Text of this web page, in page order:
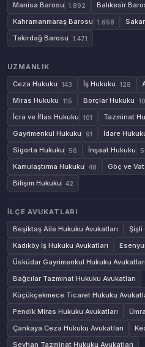
Manisa Barosu 1.892 Balıkesir
Kahramanmaraş Barosu 1.658
Tekirdağ Barosu 1.471
UZMANLIK
Ceza Hukuku
143 İş Hukuku 128
Miras Hukuku 115 Borçlar Hukuku
İcra ve İflas Hukuku 101 Tazminat
Gayrimenkul Hukuku 91 İdare
Sigorta Hukuku 56 İnşaat Hukuku
Kamulaştırma Hukuku 48 Göç ve
Bilişim Hukuku 42
İLÇE AVUKATLARI
Beşiktaş Aile Hukuku Avukatları
Şişli
Kadıköy İş Hukuku Avukatları
Üsküdar Gayrimenkul Hukuku Avukatları
Bağcılar Tazminat Hukuku Avukatları
Küçükçekmece Ticaret Hukuku
Pendik Miras Hukuku Avukatları
Çankaya Ceza Hukuku Avukatları
Seyhan Tazminat Hukuku Avukatları